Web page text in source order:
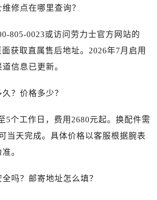
修点在哪里查询？
805-0023或访问劳力士官方网站的
获取直属售后地址。2026年7月启用
信息已更新。
？价格多少？
5个工作日，费用2680元起。换配件需
当天完成。具体价格以客服根据腕表
。
吗？邮寄地址怎么填？